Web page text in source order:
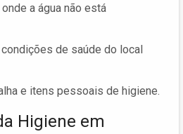
a água não está
de saúde do local
e itens pessoais de higiene.
Higiene em